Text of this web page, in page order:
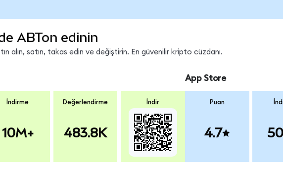
ABTon edinin
alın, satın, takas edin ve değiştirin. En güvenilir kripto cüzdanı.
İndirme
10M+
Değerlendirme
483.8K
İndir
App Store
Puan
4.7